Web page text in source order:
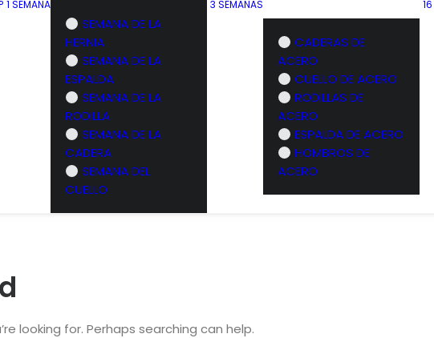
1 SEMANA
SEMANA DE LA
HERNIA
SEMANA DE LA
ESPALDA
SEMANA DE LA
RODILLA
SEMANA DE LA
CADERA
SEMANA DEL
CUELLO
3 SEMANAS
CADERAS DE
ACERO
CUELLO DE ACERO
RODILLAS DE
ACERO
ESPALDA DE ACERO
HOMBROS DE
ACERO
looking for. Perhaps searching can help.